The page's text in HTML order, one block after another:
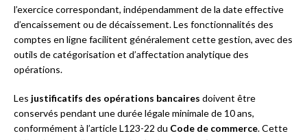
l’exercice correspondant, indépendamment de la date effective
d’encaissement ou de décaissement. Les fonctionnalités des
comptes en ligne facilitent généralement cette gestion, avec des
outils de catégorisation et d’affectation analytique des
opérations.
Les justificatifs des opérations bancaires doivent être
conservés pendant une durée légale minimale de 10 ans,
conformément à l’article L123-22 du Code de commerce. Cette